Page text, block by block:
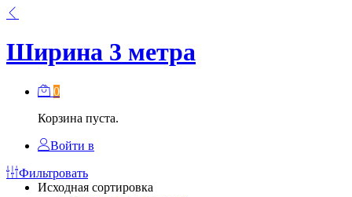
Ширина 3 метра
0
Корзина пуста.
Войти в
Фильтровать
Исходная сортировка